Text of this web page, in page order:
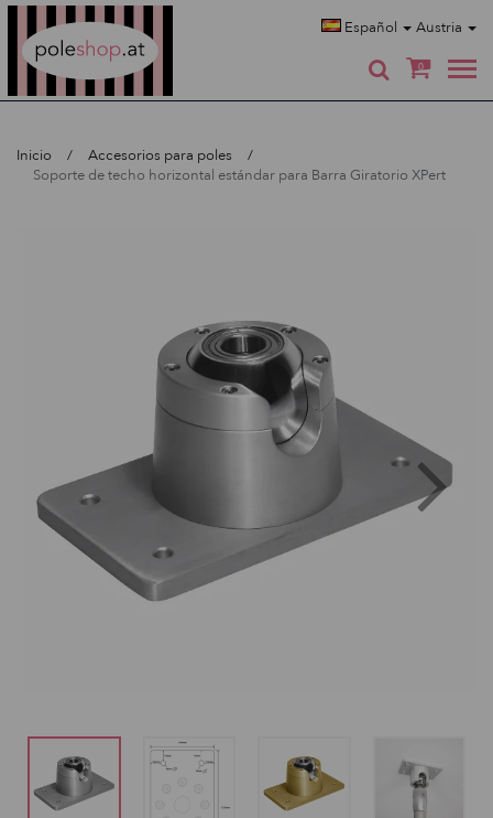
Español Austria
0
Inicio
Accesorios para poles
Soporte de techo horizontal estándar para Barra Giratorio XPert